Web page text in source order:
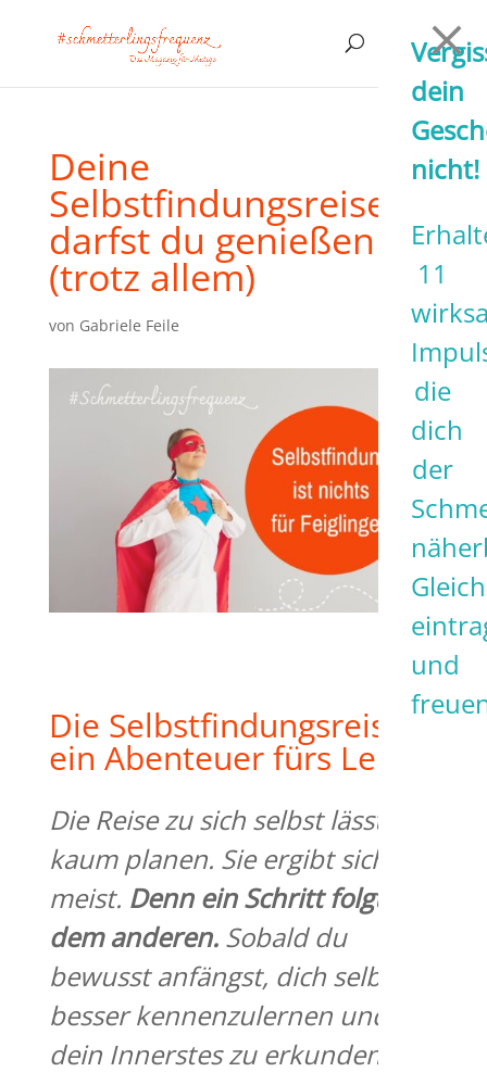
Deine
Selbstfindungsreise
darfst du genießen
(trotz allem)
von Gabriele Feile
Die Selbstfindungsreise –
ein Abenteuer fürs Leben
Die Reise zu sich selbstlässt sich
kaum planen. Sie ergibt sich
meist. Denn ein Schritt folgt
dem anderen.Sobald du
bewusstanfängst, dich selbst
besser kennenzulernen und
dein Innerstes zu erkunden,
dein
nicht!
11
die
dich
der
Gleich
und